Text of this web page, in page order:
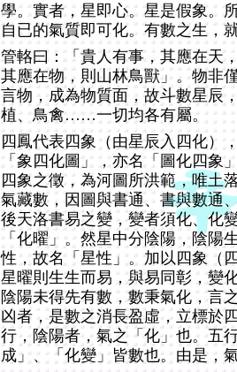
學。實者，星即心。星是假象。
自已的氣質即可化。有數之生，
管輅曰：「貴人有事，其應在天
其應在物，則山林鳥獸」。物非
言物，成為物質面，故斗數星辰
植、鳥禽……一切均各有屬。
四鳳代表四象（由星辰入四化）
「象四化圖」，亦名「圖化四象
四象之徵，為河圖所洪範，唯土
氣藏數，因圖與書通、書與數通
後天洛書易之變，變者須化、化
「化曜」。然星中分陰陽，陰陽
性，故名「星性」。加以四象（
星曜則生生而易，與易同彰，變
陰陽未得先有數，數秉氣化，言
凶者，是數之消長盈虛，立標於
行，陰陽者，氣之「化」也。五
成」、「化變」皆數也。由是，